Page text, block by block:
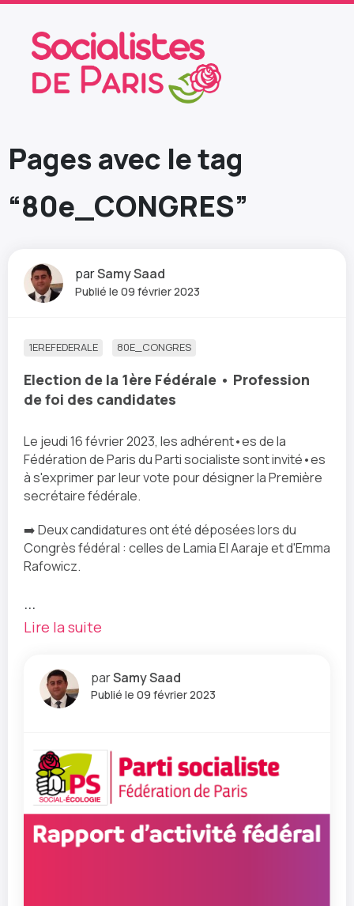
Pages avec le tag
“80e_CONGRES”
parSamy Saad
Publié le 09 février 2023
1EREFEDERALE 80E_CONGRES
Election de la 1ère Fédérale • Profession
de foi des candidates
Le jeudi 16 février 2023, les adhérent•es de la
Fédération de Paris du Parti socialiste sont invité•es
à s'exprimer par leur vote pour désigner la Première
secrétaire fédérale.
➡️ Deux candidatures ont été déposées lors du
Congrès fédéral : celles de Lamia El Aaraje et d'Emma
Rafowicz.
...
Lire la suite
parSamy Saad
Publié le 09 février 2023